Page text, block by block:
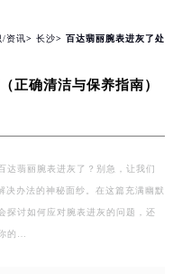
/资讯> 长沙> 百达翡丽腕表进灰了处
正确清洁与保养指南）
达翡丽腕表进灰了？别急，让我们
决办法的神秘面纱。在这篇充满幽默
探讨如何应对腕表进灰的问题，还
的…